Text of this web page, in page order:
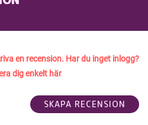
en recension. Har du inget inlogg?
dig enkelt här